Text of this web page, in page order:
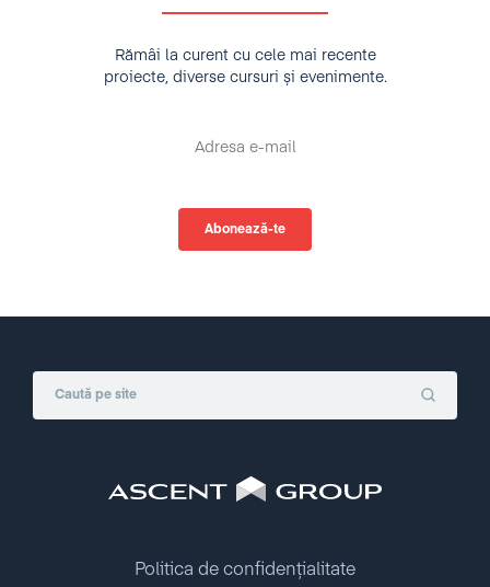
Rămâi la curent cu cele mai recente
proiecte, diverse cursuri și evenimente.
Politica de confidențialitate